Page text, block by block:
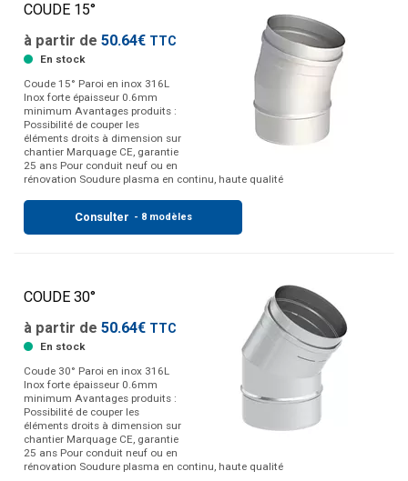
COUDE 15°
à partir de 50.64€ TTC
En stock
Coude 15° Paroi en inox 316L
Inox forte épaisseur 0.6mm
minimum Avantages produits :
Possibilité de couper les
éléments droits à dimension sur
chantier Marquage CE, garantie
25 ans Pour conduit neuf ou en
rénovation Soudure plasma en continu, haute qualité
Consulter - 8 modèles
COUDE 30°
à partir de 50.64€ TTC
En stock
Coude 30° Paroi en inox 316L
Inox forte épaisseur 0.6mm
minimum Avantages produits :
Possibilité de couper les
éléments droits à dimension sur
chantier Marquage CE, garantie
25 ans Pour conduit neuf ou en
rénovation Soudure plasma en continu, haute qualité